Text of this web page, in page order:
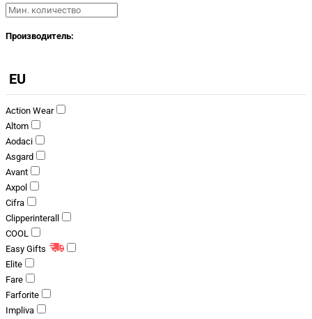
Производитель:
EU
Action Wear
Altom
Aodaci
Asgard
Avant
Axpol
Cifra
Clipperinterall
COOL
Easy Gifts
Elite
Fare
Farforite
Impliva